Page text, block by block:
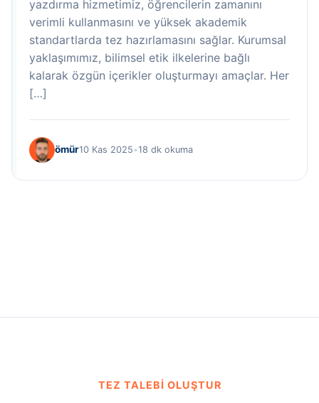
yazdırma hizmetimiz, öğrencilerin zamanını
verimli kullanmasını ve yüksek akademik
standartlarda tez hazırlamasını sağlar. Kurumsal
yaklaşımımız, bilimsel etik ilkelerine bağlı
kalarak özgün içerikler oluşturmayı amaçlar. Her
[…]
ömür10 Kas 2025 •18 dk okuma
TEZ TALEBI OLUŞTUR